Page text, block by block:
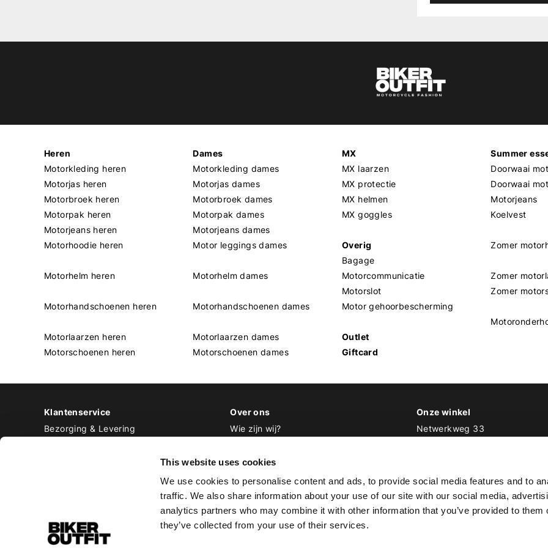
This website uses cookies
We use cookies to personalise content and ads, to provide social media features and to
traffic. We also share information about your use of our site with our social media,
analytics partners who may combine it with other information that you’ve provided to them
they’ve collected from your use of their services.
Heren
Motorkleding heren
Motorjas heren
Motorbroek heren
Motorpak heren
Motorjeans heren
Motorhoodie heren
Motorhelm heren
Motorhandschoenen heren
Motorlaarzen heren
Motorschoenen heren
Dames
Motorkleding dames
Motorjas dames
Motorbroek dames
Motorpak dames
Motorjeans dames
Motor leggings dames
Motorhelm dames
Motorhandschoenen dames
Motorlaarzen dames
Motorschoenen dames
MX
MX laarzen
MX protectie
MX helmen
MX goggles
Overig
Bagage
Motorcommunicatie
Motorslot
Motor gehoorbescherming
Outlet
Giftcard
Summer
Doorwaai
Doorwaai
Motorjeans
Koelvest
Zomer
Zomer
Zomer
Klantenservice
Bezorging & Levering
Privacy Policy
Over ons
Wie zijn wij?
Werken bij Biker Outfit
Onze winkel
Netwerkweg 33
T 020 493 03 67